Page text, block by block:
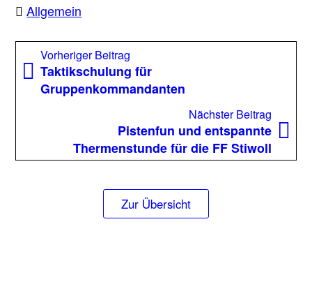
Allgemein
Beitragsnavigation
Vorheriger Beitrag
Beitrag:
Taktikschulung für
Gruppenkommandanten
Nächster Beitrag
Pistenfun und entspannte
Thermenstunde für die FF Stiwoll
Zur Übersicht